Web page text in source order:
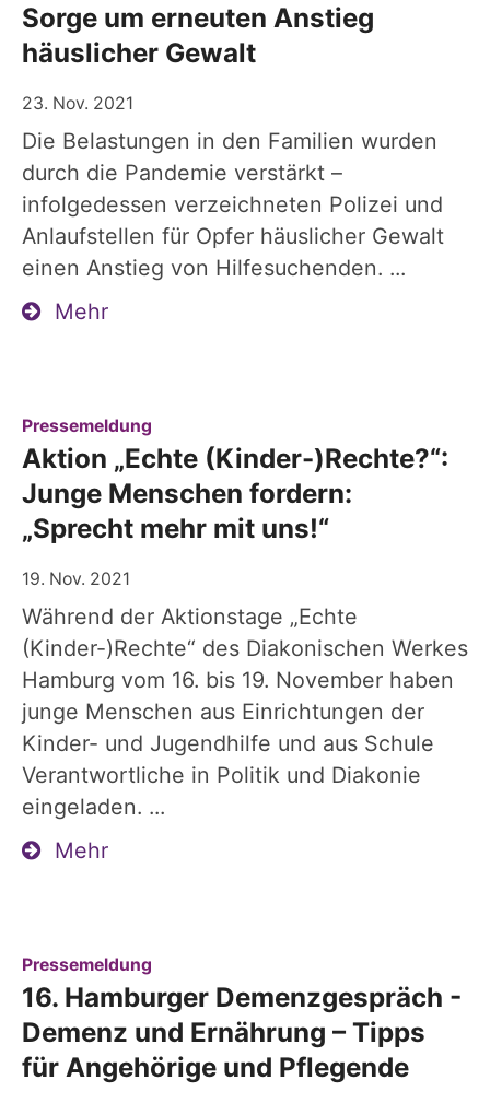
Sorge um erneuten Anstieg
häuslicher Gewalt
23. Nov. 2021
Die Belastungen in den Familien wurden
durch die Pandemie verstärkt –
infolgedessen verzeichneten Polizei und
Anlaufstellen für Opfer häuslicher Gewalt
einen Anstieg von Hilfesuchenden. ...
Mehr
Pressemeldung
Aktion „Echte (Kinder-)Rechte?“:
Junge Menschen fordern:
„Sprecht mehr mit uns!“
19. Nov. 2021
Während der Aktionstage „Echte
(Kinder-)Rechte“ des Diakonischen Werkes
Hamburg vom 16. bis 19. November haben
junge Menschen aus Einrichtungen der
Kinder- und Jugendhilfe und aus Schule
Verantwortliche in Politik und Diakonie
eingeladen. ...
Mehr
Pressemeldung
16. Hamburger Demenzgespräch -
Demenz und Ernährung – Tipps
für Angehörige und Pflegende